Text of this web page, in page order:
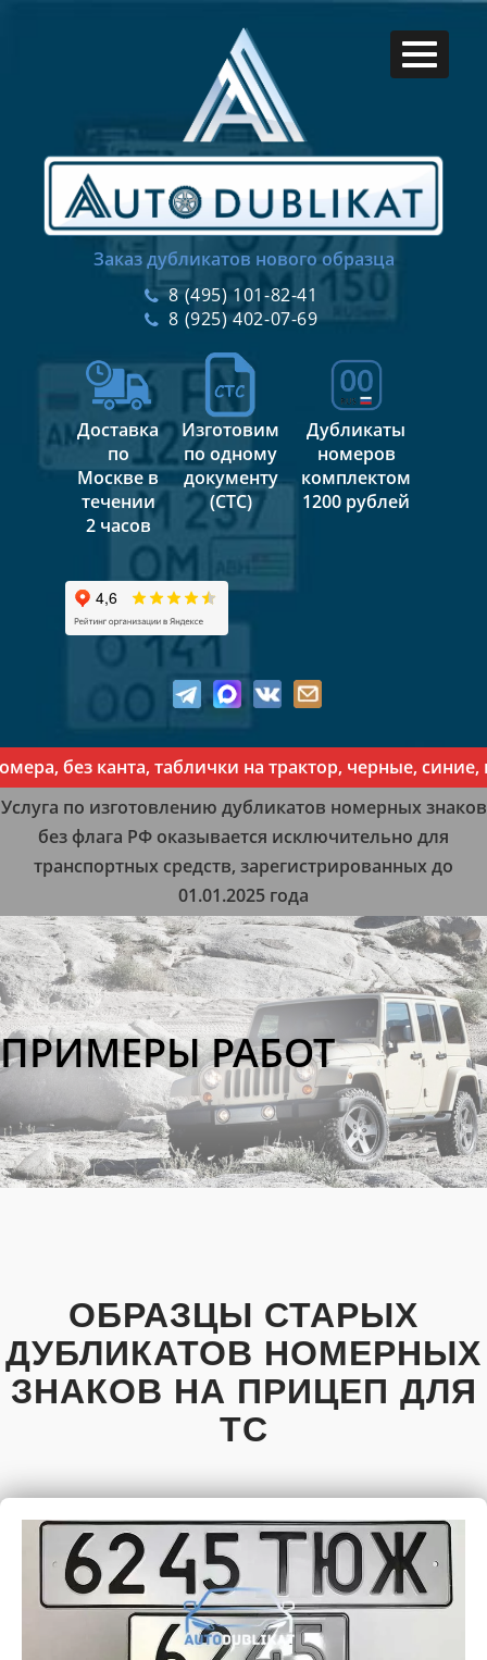
Заказ дубликатов нового образца
8 (495) 101-82-41
8 (925) 402-07-69
Доставка
по
Москве в
течении
2 часов
Изготовим
по одному
документу
(СТС)
Дубликаты
номеров
комплектом
1200 рублей
без канта, таблички на трактор, черные, синие,
Услуга по изготовлению дубликатов номерных знаков
без флага РФ оказывается исключительно для
транспортных средств, зарегистрированных до
01.01.2025 года
ПРИМЕРЫ РАБОТ
ОБРАЗЦЫ СТАРЫХ
ДУБЛИКАТОВ НОМЕРНЫХ
ЗНАКОВ НА ПРИЦЕП ДЛЯ
ТС